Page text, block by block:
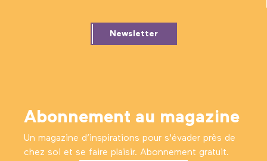
Newsletter
Abonnement au magazine
Un magazine d’inspirations pour s'évader près de
chez soi et se faire plaisir. Abonnement gratuit.